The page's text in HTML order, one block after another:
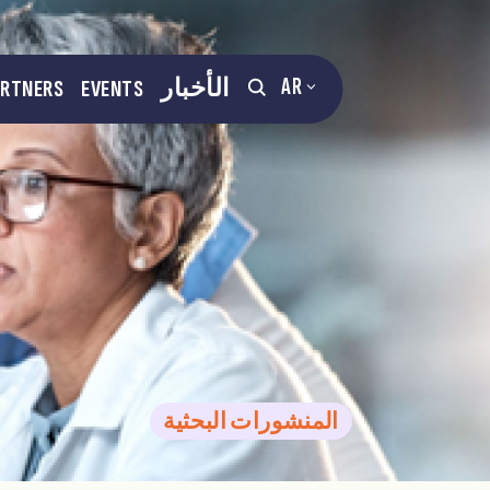
AR
EVENTS الأخبار
المنشورات البحثية